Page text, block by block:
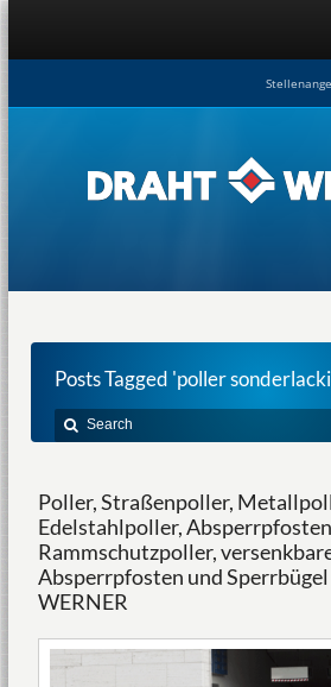
Posts Tagged 'poller
Poller, Straßenpoller,
Edelstahlpoller,
Rammschutzpoller,
Absperrpfosten und
WERNER